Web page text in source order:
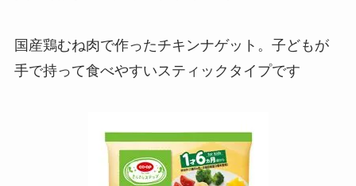
国産鶏むね肉で作ったチキンナゲット。子どもが
手で持って食べやすいスティックタイプです